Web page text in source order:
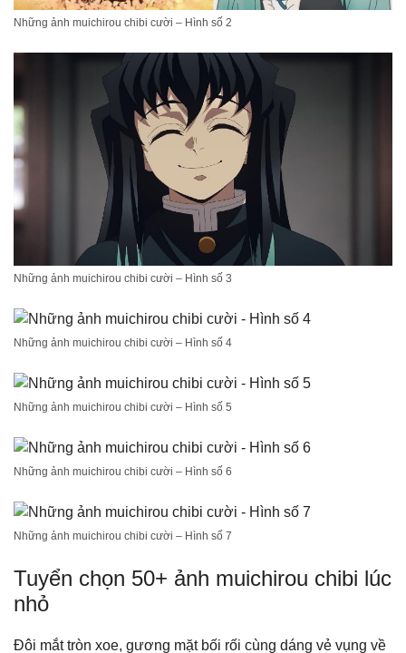
Những ảnh muichirou chibi cười – Hình số 2
Những ảnh muichirou chibi cười – Hình số 3
Những ảnh muichirou chibi cười – Hình số 4
Những ảnh muichirou chibi cười – Hình số 5
Những ảnh muichirou chibi cười – Hình số 6
Những ảnh muichirou chibi cười – Hình số 7
Tuyển chọn 50+ ảnh muichirou chibi lúc
nhỏ
Đôi mắt tròn xoe, gương mặt bối rối cùng dáng vẻ vụng về